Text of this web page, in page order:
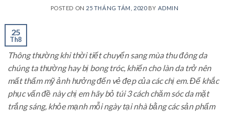
POSTED ON 25 THÁNG TÁM, 2020BY ADMIN
25
Th8
Thông thường khi thời tiết chuyển sang mùa thu đông da
chúng ta thường hay bị bong tróc, khiến cho làn da trở nên
mất thẩm mỹ ảnh hưởng đến vẻ đẹp của các chị em. Để khắc
phục vấn đề này chị em hãy bỏ túi 3 cách chăm sóc da mặt
trắng sáng, khỏe mạnh mỗi ngày tại nhà bằng các sản phẩm